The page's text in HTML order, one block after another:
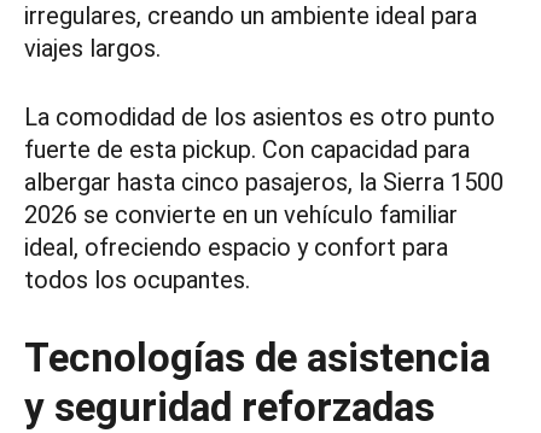
irregulares, creando un ambiente ideal para
viajes largos.
La comodidad de los asientos es otro punto
fuerte de esta pickup. Con capacidad para
albergar hasta cinco pasajeros, la Sierra 1500
2026 se convierte en un vehículo familiar
ideal, ofreciendo espacio y confort para
todos los ocupantes.
Tecnologías de asistencia
y seguridad reforzadas